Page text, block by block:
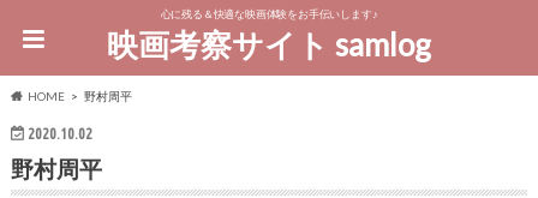
心に残る＆快適な映画体験をお手伝いします♪
映画考察サイト samlog
HOME 野村周平
2020.10.02
野村周平